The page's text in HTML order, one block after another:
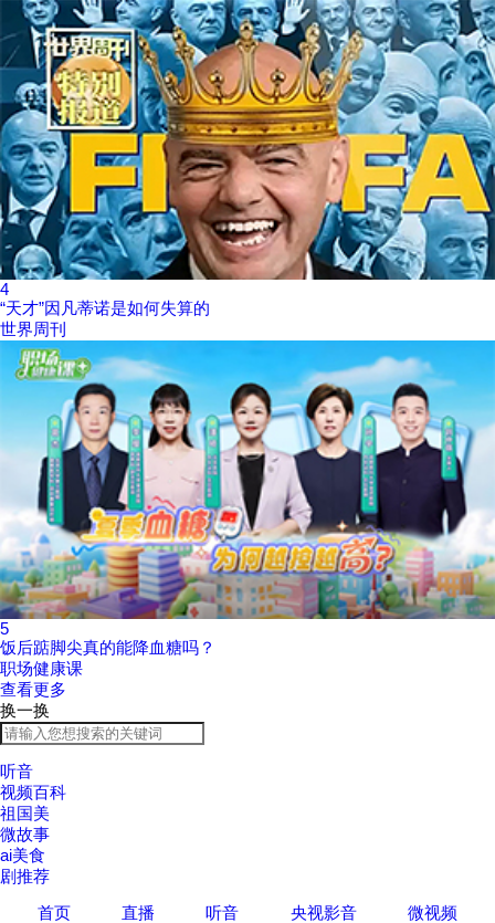
4
“天才”因凡蒂诺是如何失算的
世界周刊
5
饭后踮脚尖真的能降血糖吗？
职场健康课
查看更多
换一换
听音
视频百科
祖国美
微故事
ai美食
剧推荐
首页
直播 听音 央视影音 微视频